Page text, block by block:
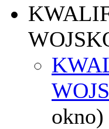
okno)